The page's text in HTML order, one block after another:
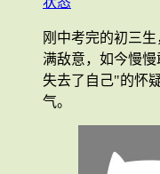
刚中考完的初三
满敌意，如今慢
失去了自己"的怀
气。